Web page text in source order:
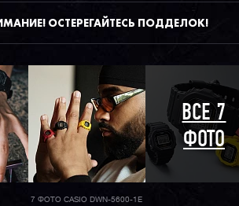
ОСТЕРЕГАЙТЕСЬ ПОДДЕЛОК!
ВСЕ 7
ФОТО
7 ФОТО CASIO DWN-5600-1E